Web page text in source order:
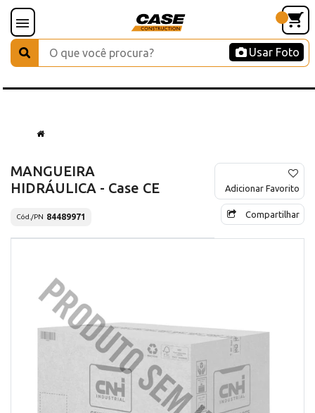
Usar Foto
MANGUEIRA
HIDRÁULICA - Case CE
Cód./PN 84489971
Adicionar Favorito
Compartilhar